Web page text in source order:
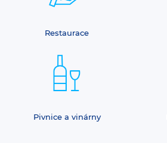
Restaurace
Pivnice a vinárny